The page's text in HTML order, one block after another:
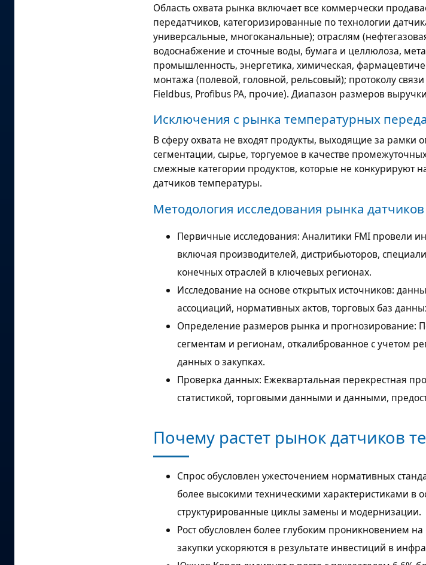
Область охвата рынка включает все коммерчески
передатчиков, категоризированные по технологии
универсальные, многоканальные); отраслям
водоснабжение и сточные воды, бумага и целлюлоза,
промышленность, энергетика, химическая,
монтажа (полевой, головной, рельсовый); протоколу
Fieldbus, Profibus PA, прочие). Диапазон размеров выручки
Исключения с рынка температурных
В сферу охвата не входят продукты, выходящие за рамки
сегментации, сырье, торгуемое в качестве
смежные категории продуктов, которые не конкурируют
датчиков температуры.
Методология исследования рынка
Первичные исследования: Аналитики FMI провели
включая производителей, дистрибьюторов,
конечных отраслей в ключевых регионах.
Исследование на основе открытых источников:
ассоциаций, нормативных актов, торговых баз
Определение размеров рынка и прогнозирование:
сегментам и регионам, откалиброванное с учетом
данных о закупках.
Проверка данных: Ежеквартальная перекрестная
статистикой, торговыми данными и данными,
Почему растет рынок датчиков
Спрос обусловлен ужесточением нормативных
более высокими техническими характеристиками в
структурированные циклы замены и модернизации.
Рост обусловлен более глубоким проникновением
закупки ускоряются в результате инвестиций в